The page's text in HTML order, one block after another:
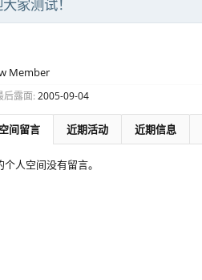
家测试！
Member
后露面: 2005-09-04
空间留言 近期活动 近期信息
个人空间没有留言。